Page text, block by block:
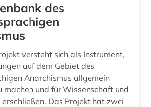
des
versteht sich als Instrument,
auf dem Gebiet des
Anarchismus allgemein
machen und für Wissenschaft und
erschließen. Das Projekt hat zwei